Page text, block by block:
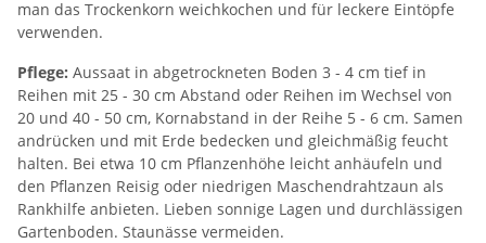
man das Trockenkorn weichkochen und für leckere Eintöpfe
verwenden.
Pflege: Aussaat in abgetrockneten Boden 3 - 4 cm tief in
Reihen mit 25 - 30 cm Abstand oder Reihen im Wechsel von
20 und 40 - 50 cm, Kornabstand in der Reihe 5 - 6 cm. Samen
andrücken und mit Erde bedecken und gleichmäßig feucht
halten. Bei etwa 10 cm Pflanzenhöhe leicht anhäufeln und
den Pflanzen Reisig oder niedrigen Maschendrahtzaun als
Rankhilfe anbieten. Lieben sonnige Lagen und durchlässigen
Gartenboden. Staunässe vermeiden.